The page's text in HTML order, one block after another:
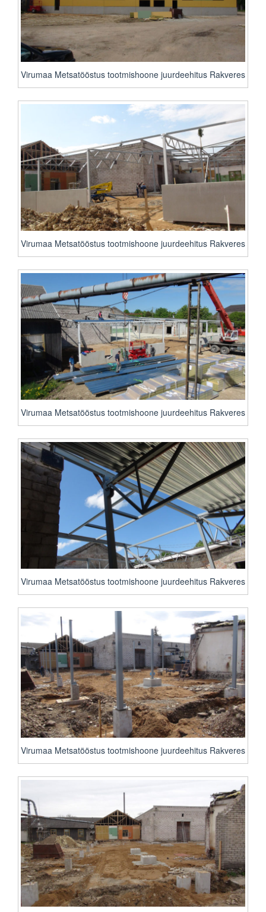
Virumaa Metsatööstus tootmishoone juurdeehitus Rakveres
Virumaa Metsatööstus tootmishoone juurdeehitus Rakveres
Virumaa Metsatööstus tootmishoone juurdeehitus Rakveres
Virumaa Metsatööstus tootmishoone juurdeehitus Rakveres
Virumaa Metsatööstus tootmishoone juurdeehitus Rakveres